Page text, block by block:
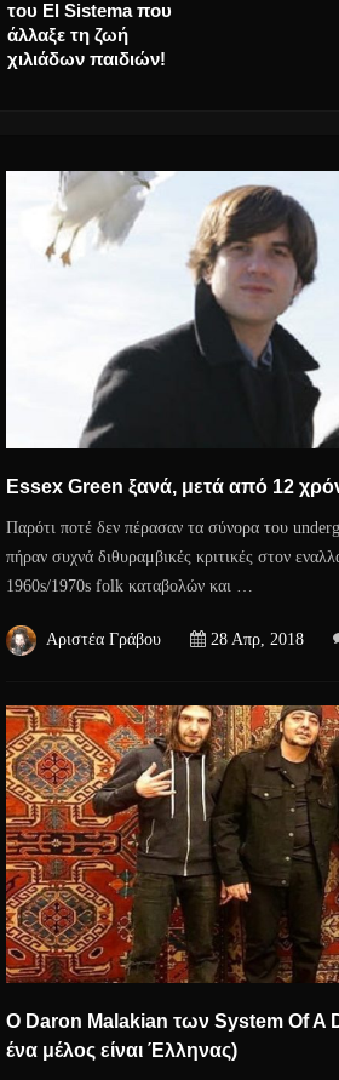
Essex Green ξανά, μετά από 12
Παρότι ποτέ δεν πέρασαν τα σύνορα του
πήραν συχνά διθυραμβικές κριτικές στον
1960s/1970s folk καταβολών και …
Αριστέα Γράβου 28 Απρ, 2018
O Daron Malakian των System Of A
ένα μέλος είναι Έλληνας)